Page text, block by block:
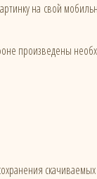
на свой
произведены
скачиваемых